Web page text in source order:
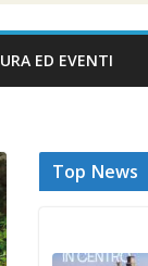
ED EVENTI
Top News